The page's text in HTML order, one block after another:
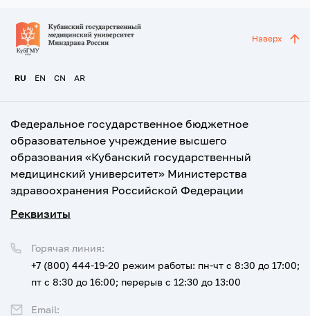
RU EN CN AR
Наверх
Федеральное государственное бюджетное
образовательное учреждение высшего
образования «Кубанский государственный
медицинский университет» Министерства
здравоохранения Российской Федерации
Реквизиты
Горячая линия:
+7 (800) 444-19-20 режим работы: пн-чт с 8:30 до 17:00;
пт с 8:30 до 16:00; перерыв с 12:30 до 13:00
Email: